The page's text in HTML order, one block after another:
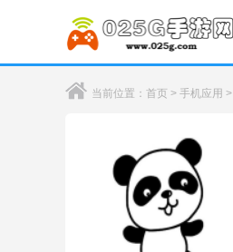
当前位置： 首页 > 手机应用 >